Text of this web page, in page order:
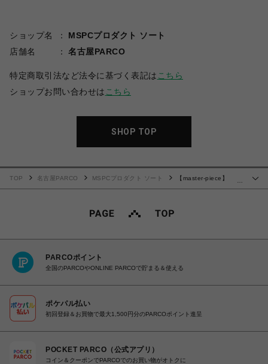
ショップ名
MSPCプロダクト ソート
店舗名
名古屋PARCO
特定商取引法など法令に基づく表記は こちら
ショップお問い合わせは こちら
SHOP TOP
…
TOP 名古屋PARCO MSPCプロダクト ソート
【master-piece】
PARCOポイント
全国のPARCOやONLINE PARCOで貯まる＆使える
ポケパル払い
初回登録＆お買物で最大1,500円分のPARCOポイント進呈
POCKET PARCO（公式アプリ）
コイン＆クーポンでPARCOでのお買い物がオトクに